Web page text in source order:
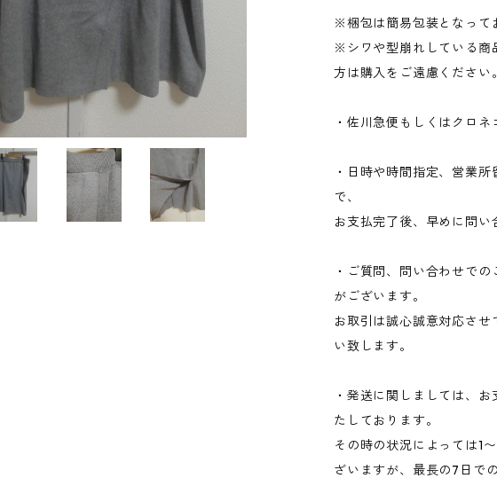
※梱包は簡易包装となって
※シワや型崩れしている商
方は購入をご遠慮ください。
・佐川急便もしくはクロネ
・日時や時間指定、営業
で、
お支払完了後、早めに問い
・ご質問、問い合わせで
がございます。
お取引は誠心誠意対応さ
い致します。
・発送に関しましては、
たしております。
その時の状況によっては1
ざいますが、最長の7日で